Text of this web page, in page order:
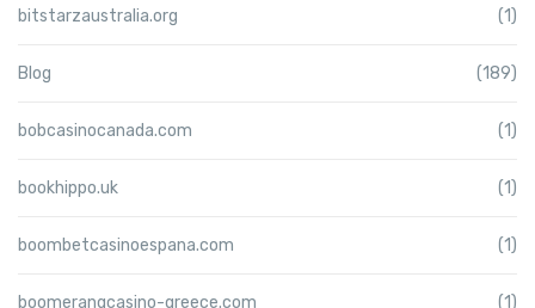
bitstarzaustralia.org (1)
Blog (189)
bobcasinocanada.com (1)
bookhippo.uk (1)
boombetcasinoespana.com (1)
boomerangcasino-greece.com (1)